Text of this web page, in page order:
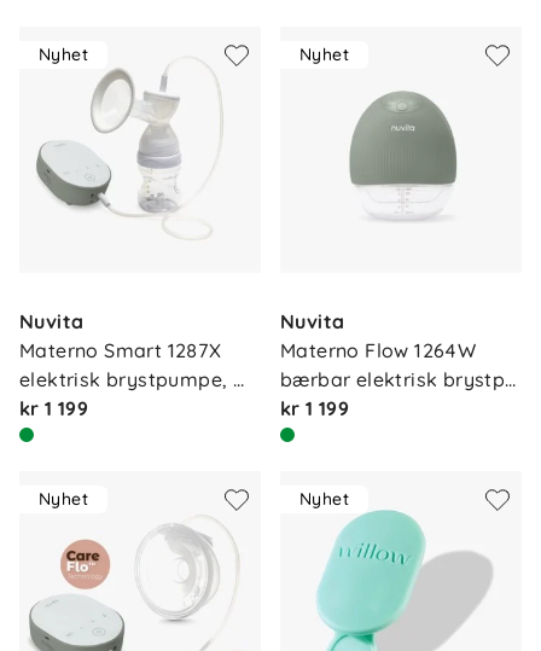
Nyhet
Nuvita
Materno Smart 1287X
elektrisk brystpumpe,
sa…
kr 1 199
Nyhet
Nuvita
Materno Flow 1264W
bærbar elektrisk brystp…
kr 1 199
Nyhet Nyhet